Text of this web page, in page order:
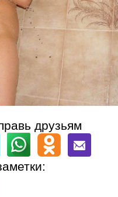
друзьям